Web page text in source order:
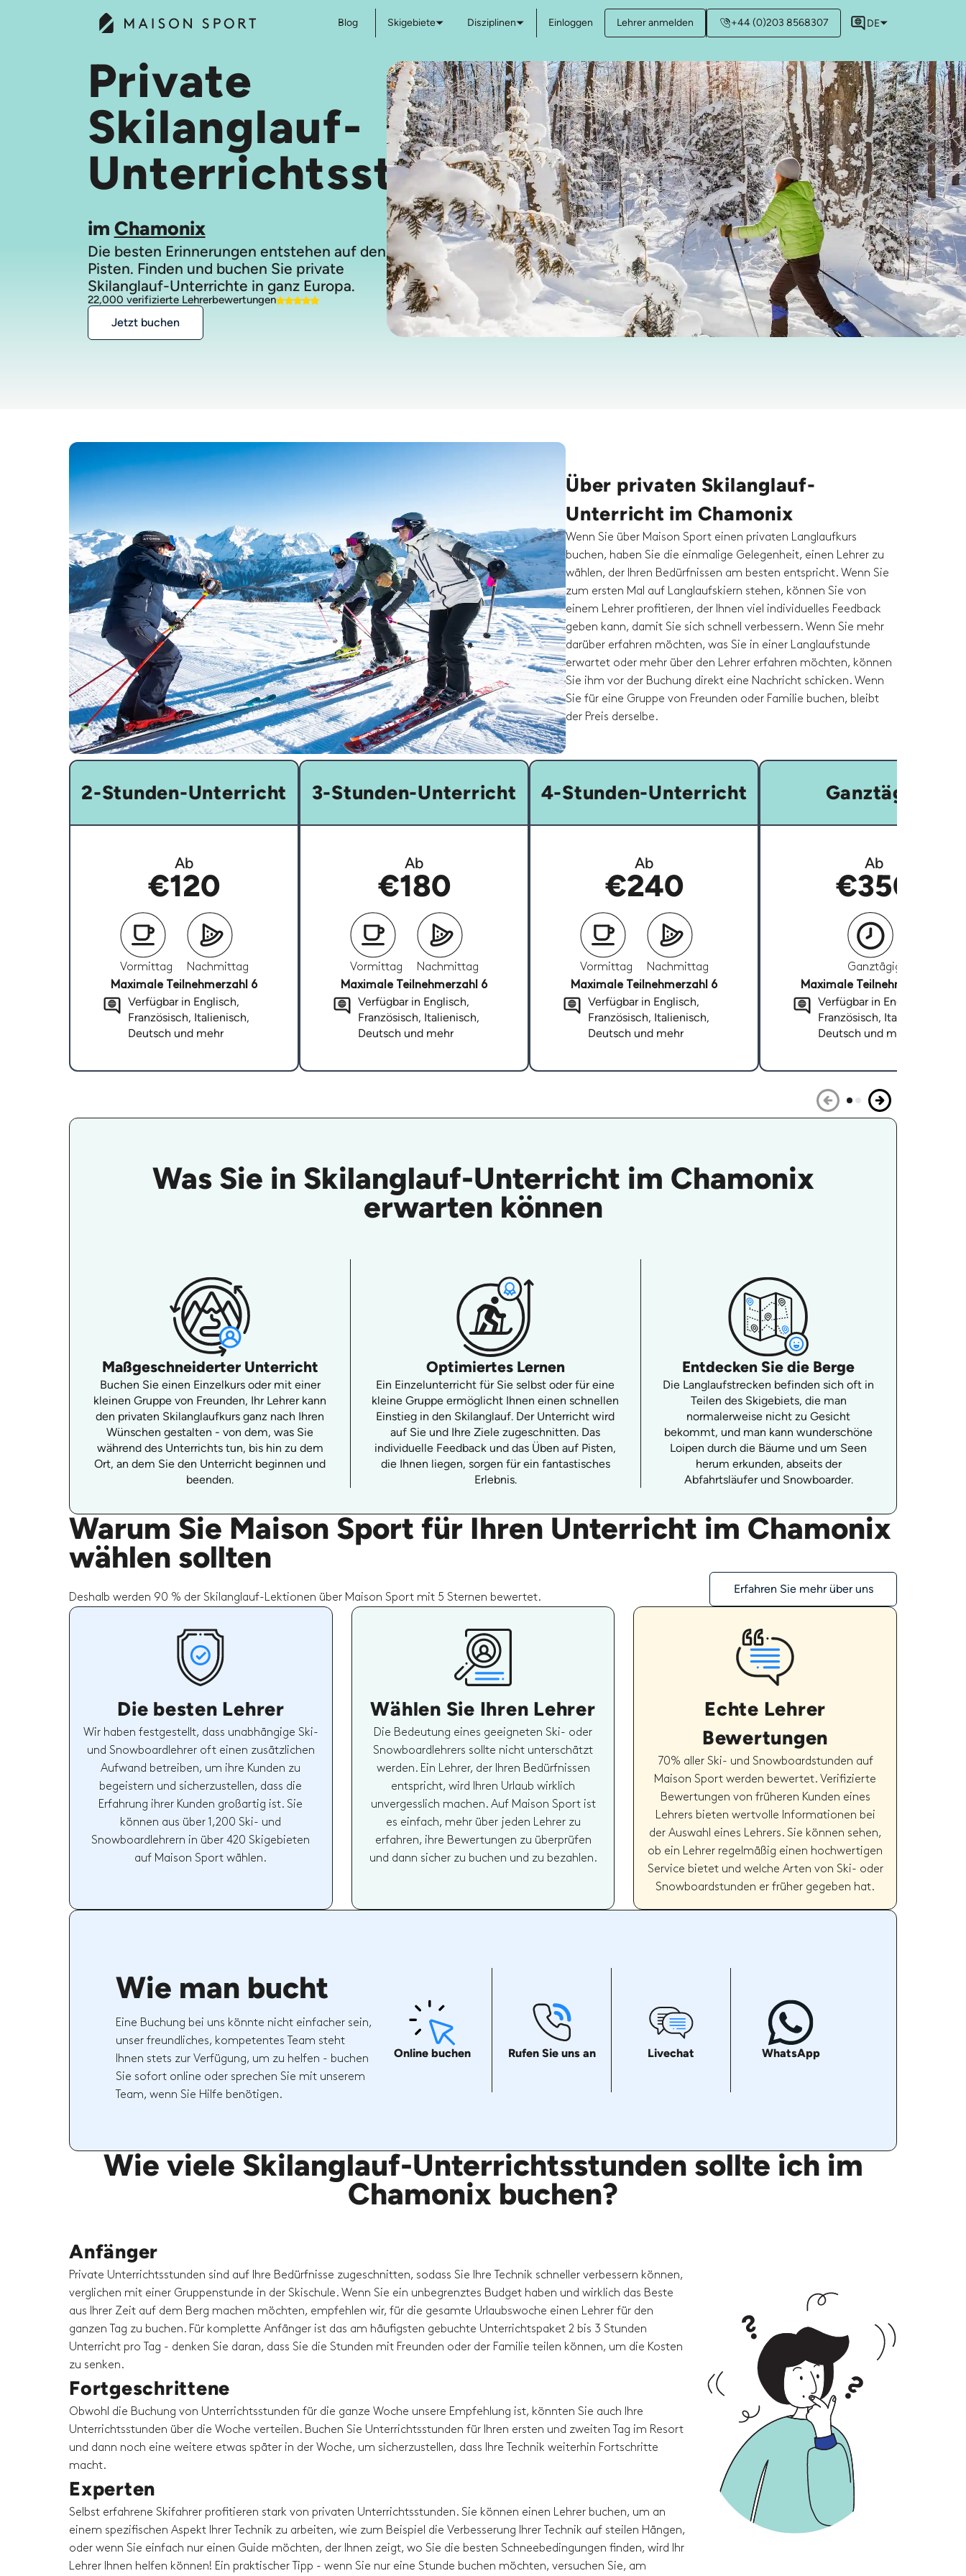
Blog Skigebiete Disziplinen Einloggen Lehrer anmelden +44 (0)203 8568307 DE
Private
Skilanglauf-
Unterrichtsstunden
im Chamonix
Die besten Erinnerungen entstehen auf den
Pisten. Finden und buchen Sie private
Skilanglauf-Unterrichte in ganz Europa.
22,000 verifizierte Lehrerbewertungen
Jetzt buchen
Über privaten Skilanglauf-
Unterricht im Chamonix
Wenn Sie über Maison Sport einen privaten Langlaufkurs
buchen, haben Sie die einmalige Gelegenheit, einen Lehrer zu
wählen, der Ihren Bedürfnissen am besten entspricht. Wenn Sie
zum ersten Mal auf Langlaufskiern stehen, können Sie von
einem Lehrer profitieren, der Ihnen viel individuelles Feedback
geben kann, damit Sie sich schnell verbessern. Wenn Sie mehr
darüber erfahren möchten, was Sie in einer Langlaufstunde
erwartet oder mehr über den Lehrer erfahren möchten, können
Sie ihm vor der Buchung direkt eine Nachricht schicken. Wenn
Sie für eine Gruppe von Freunden oder Familie buchen, bleibt
der Preis derselbe.
2-Stunden-Unterricht
Ab
€120
Vormittag
Nachmittag
Maximale Teilnehmerzahl 6
Verfügbar in Englisch,
Französisch, Italienisch,
Deutsch und mehr
3-Stunden-Unterricht
Ab
€180
Vormittag
Nachmittag
Maximale Teilnehmerzahl 6
Verfügbar in Englisch,
Französisch, Italienisch,
Deutsch und mehr
4-Stunden-Unterricht
Ab
€240
Vormittag
Nachmittag
Maximale Teilnehmerzahl 6
Verfügbar in Englisch,
Französisch, Italienisch,
Deutsch und mehr
Ganztägig
Ab
€350
Ganztägig
Maximale Teilnehmerzahl 6
Verfügbar in Englisch,
Französisch, Italienisch,
Deutsch und mehr
Was Sie in Skilanglauf-Unterricht im Chamonix
erwarten können
Maßgeschneiderter Unterricht
Buchen Sie einen Einzelkurs oder mit einer
kleinen Gruppe von Freunden, Ihr Lehrer kann
den privaten Skilanglaufkurs ganz nach Ihren
Wünschen gestalten - von dem, was Sie
während des Unterrichts tun, bis hin zu dem
Ort, an dem Sie den Unterricht beginnen und
beenden.
Optimiertes Lernen
Ein Einzelunterricht für Sie selbst oder für eine
kleine Gruppe ermöglicht Ihnen einen schnellen
Einstieg in den Skilanglauf. Der Unterricht wird
auf Sie und Ihre Ziele zugeschnitten. Das
individuelle Feedback und das Üben auf Pisten,
die Ihnen liegen, sorgen für ein fantastisches
Erlebnis.
Entdecken Sie die Berge
Die Langlaufstrecken befinden sich oft in
Teilen des Skigebiets, die man
normalerweise nicht zu Gesicht
bekommt, und man kann wunderschöne
Loipen durch die Bäume und um Seen
herum erkunden, abseits der
Abfahrtsläufer und Snowboarder.
Warum Sie Maison Sport für Ihren Unterricht im Chamonix
wählen sollten
Deshalb werden 90 % der Skilanglauf-Lektionen über Maison Sport mit 5 Sternen bewertet.
Erfahren Sie mehr über uns
Die besten Lehrer
Wir haben festgestellt, dass unabhängige Ski-
und Snowboardlehrer oft einen zusätzlichen
Aufwand betreiben, um ihre Kunden zu
begeistern und sicherzustellen, dass die
Erfahrung ihrer Kunden großartig ist. Sie
können aus über 1,200 Ski- und
Snowboardlehrern in über 420 Skigebieten
auf Maison Sport wählen.
Wählen Sie Ihren Lehrer
Die Bedeutung eines geeigneten Ski- oder
Snowboardlehrers sollte nicht unterschätzt
werden. Ein Lehrer, der Ihren Bedürfnissen
entspricht, wird Ihren Urlaub wirklich
unvergesslich machen. Auf Maison Sport ist
es einfach, mehr über jeden Lehrer zu
erfahren, ihre Bewertungen zu überprüfen
und dann sicher zu buchen und zu bezahlen.
Echte Lehrer
Bewertungen
70% aller Ski- und Snowboardstunden auf
Maison Sport werden bewertet. Verifizierte
Bewertungen von früheren Kunden eines
Lehrers bieten wertvolle Informationen bei
der Auswahl eines Lehrers. Sie können sehen,
ob ein Lehrer regelmäßig einen hochwertigen
Service bietet und welche Arten von Ski- oder
Snowboardstunden er früher gegeben hat.
Wie man bucht
Eine Buchung bei uns könnte nicht einfacher sein,
unser freundliches, kompetentes Team steht
Ihnen stets zur Verfügung, um zu helfen - buchen
Sie sofort online oder sprechen Sie mit unserem
Team, wenn Sie Hilfe benötigen.
Online buchen Rufen Sie uns an Livechat WhatsApp
Wie viele Skilanglauf-Unterrichtsstunden sollte ich im
Chamonix buchen?
Anfänger
Private Unterrichtsstunden sind auf Ihre Bedürfnisse zugeschnitten, sodass Sie Ihre Technik schneller verbessern können,
verglichen mit einer Gruppenstunde in der Skischule. Wenn Sie ein unbegrenztes Budget haben und wirklich das Beste
aus Ihrer Zeit auf dem Berg machen möchten, empfehlen wir, für die gesamte Urlaubswoche einen Lehrer für den
ganzen Tag zu buchen. Für komplette Anfänger ist das am häufigsten gebuchte Unterrichtspaket 2 bis 3 Stunden
Unterricht pro Tag - denken Sie daran, dass Sie die Stunden mit Freunden oder der Familie teilen können, um die Kosten
zu senken.
Fortgeschrittene
Obwohl die Buchung von Unterrichtsstunden für die ganze Woche unsere Empfehlung ist, könnten Sie auch Ihre
Unterrichtsstunden über die Woche verteilen. Buchen Sie Unterrichtsstunden für Ihren ersten und zweiten Tag im Resort
und dann noch eine weitere etwas später in der Woche, um sicherzustellen, dass Ihre Technik weiterhin Fortschritte
macht.
Experten
Selbst erfahrene Skifahrer profitieren stark von privaten Unterrichtsstunden. Sie können einen Lehrer buchen, um an
einem spezifischen Aspekt Ihrer Technik zu arbeiten, wie zum Beispiel die Verbesserung Ihrer Technik auf steilen Hängen,
oder wenn Sie einfach nur einen Guide möchten, der Ihnen zeigt, wo Sie die besten Schneebedingungen finden, wird Ihr
Lehrer Ihnen helfen können! Ein praktischer Tipp - wenn Sie nur eine Stunde buchen möchten, versuchen Sie, am